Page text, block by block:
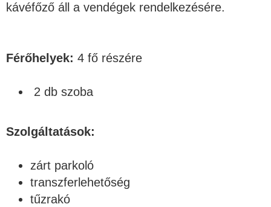
kávéfőző áll a vendégek rendelkezésére.
Férőhelyek: 4 fő részére
2 db szoba
Szolgáltatások:
zárt parkoló
transzferlehetőség
tűzrakó